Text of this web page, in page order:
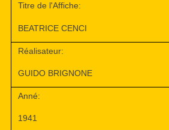
Titre de l'Affiche:
BEATRICE CENCI
Réalisateur:
GUIDO BRIGNONE
Anné:
1941